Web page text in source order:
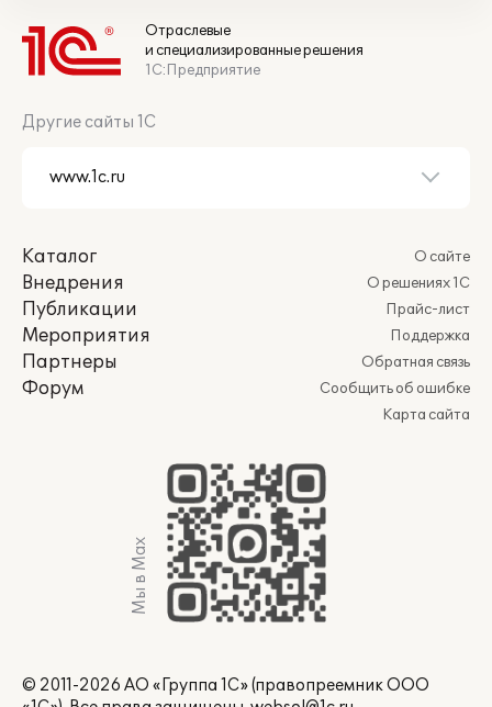
Отраслевые
и специализированные решения
1С:Предприятие
Другие сайты 1С
Каталог
Внедрения
Публикации
Мероприятия
Партнеры
Форум
О сайте
О решениях 1С
Прайс-лист
Поддержка
Обратная связь
Сообщить об ошибке
Карта сайта
Мы в Max
© 2011-2026 АО «Группа 1С» (правопреемник ООО